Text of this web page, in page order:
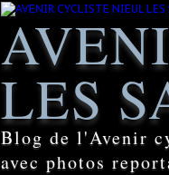
LES
Blog de l'Avenir
avec photos